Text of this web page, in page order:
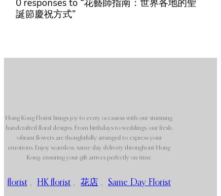
0 responses to “花藝師指南：世界各地的聖
誕節慶祝方式”
Hong Kong Florist brings joy to every occasion with our stunning,
handcrafted floral designs. From birthdays to weddings, our fresh,
vibrant flowers are thoughtfully arranged to express your
emotions. Enjoy seamless, same-day delivery throughout Hong
Kong, ensuring your gift arrives perfectly on time.
florist , HK florist , 花店 , Same Day Florist